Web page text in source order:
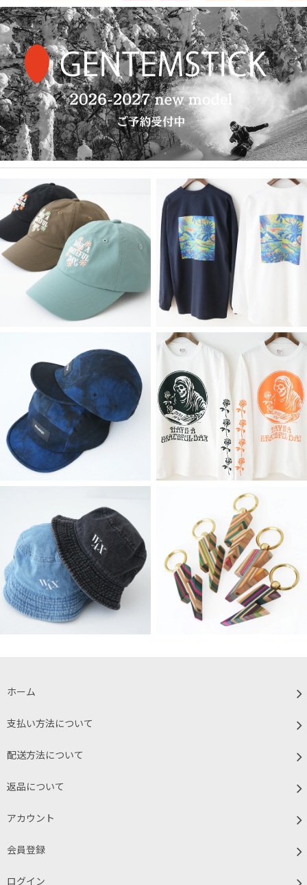
ホーム
支払い方法について
配送方法について
返品について
アカウント
会員登録
ログイン